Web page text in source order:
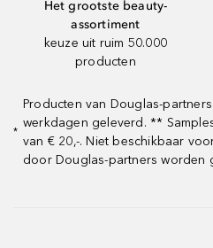
Het grootste beauty-
assortiment
keuze uit ruim 50.000
producten
*
Producten van Douglas-
werkdagen geleverd. **
van € 20,-. Niet beschikbaar
door Douglas-partners worden